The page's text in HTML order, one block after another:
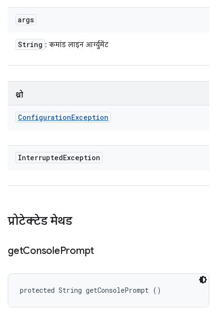
args
String : कमांड लाइन आर्ग्युमेंट
थ्रो
ConfigurationException
InterruptedException
प्रोटेक्टेड मेथड
getConsolePrompt
protected String getConsolePrompt ()